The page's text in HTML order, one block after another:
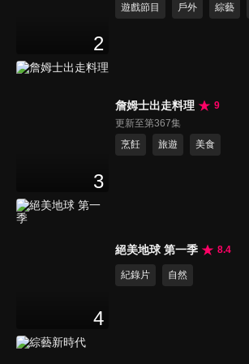
2
遊戲節目
戶外 綜藝
3
詹姆士出走料理
9
更新至第367集
烹飪
旅遊 美食
4
絕美地球 第一季 8.4
紀錄片 自然